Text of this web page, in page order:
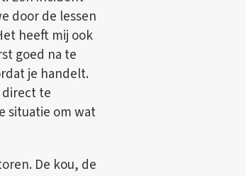
door de lessen
heeft mij ook
goed na te
je handelt.
te
situatie om wat
De kou, de